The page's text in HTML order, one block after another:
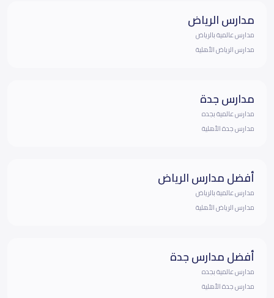
مدارس الرياض
مدارس عالمية بالرياض
مدارس الرياض الأهلية
مدارس جدة
مدارس عالمية بجده
مدارس جدة الأهلية
أفضل مدارس الرياض
مدارس عالمية بالرياض
مدارس الرياض الأهلية
أفضل مدارس جدة
مدارس عالمية بجده
مدارس جدة الأهلية